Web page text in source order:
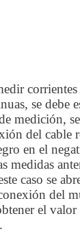
corrientes
se debe
medición,
del cable
en el
medidas
caso se
del
el valor